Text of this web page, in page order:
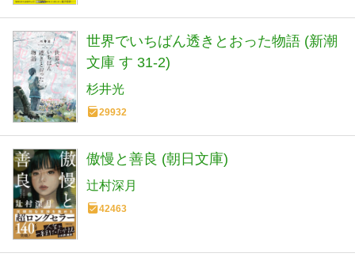
世界でいちばん透きとおった物語 (新潮
文庫 す 31-2)
杉井光
29932
傲慢と善良 (朝日文庫)
辻村深月
42463